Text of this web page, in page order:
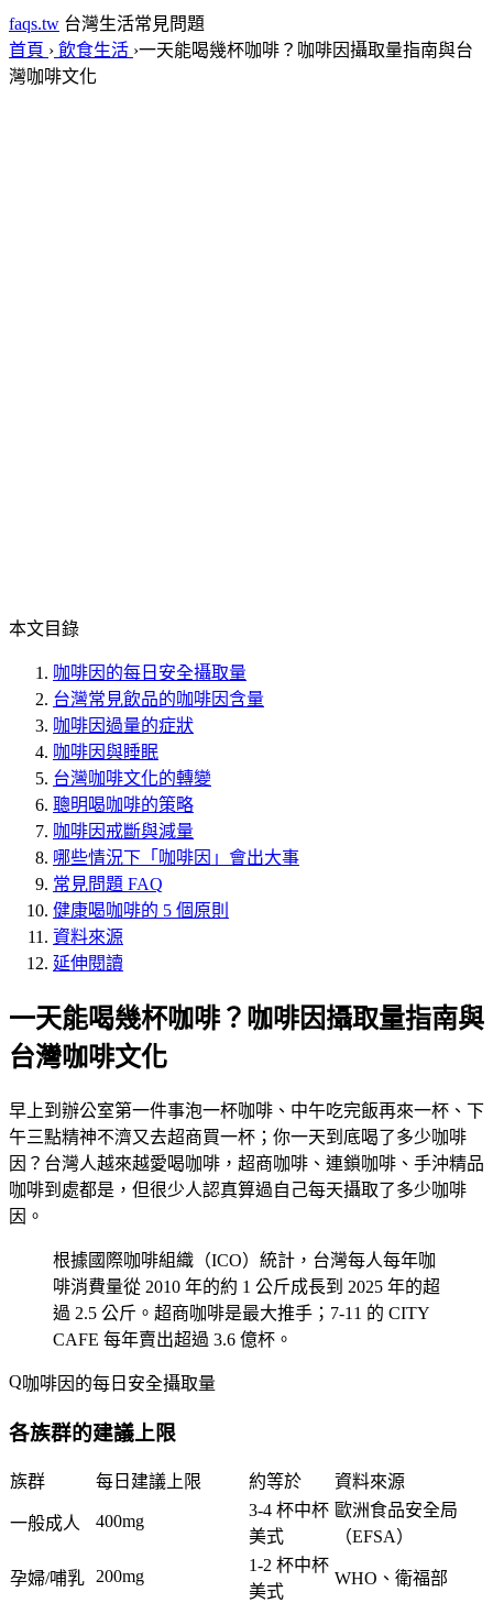
faqs.tw 台灣生活常見問題
首頁 › 飲食生活 ›一天能喝幾杯咖啡？咖啡因攝取量指南與台
灣咖啡文化
本文目錄
咖啡因的每日安全攝取量
台灣常見飲品的咖啡因含量
咖啡因過量的症狀
咖啡因與睡眠
台灣咖啡文化的轉變
聰明喝咖啡的策略
咖啡因戒斷與減量
哪些情況下「咖啡因」會出大事
常見問題 FAQ
健康喝咖啡的 5 個原則
資料來源
延伸閱讀
一天能喝幾杯咖啡？咖啡因攝取量指南與
台灣咖啡文化
早上到辦公室第一件事泡一杯咖啡、中午吃完飯再來一杯、下
午三點精神不濟又去超商買一杯；你一天到底喝了多少咖啡
因？台灣人越來越愛喝咖啡，超商咖啡、連鎖咖啡、手沖精品
咖啡到處都是，但很少人認真算過自己每天攝取了多少咖啡
因。
根據國際咖啡組織（ICO）統計，台灣每人每年咖
啡消費量從 2010 年的約 1 公斤成長到 2025 年的超
過 2.5 公斤。超商咖啡是最大推手；7-11 的 CITY
CAFE 每年賣出超過 3.6 億杯。
咖啡因的每日安全攝取量
各族群的建議上限
族群 每日建議上限 約等於 資料來源
一般成人 400mg
3-4 杯中杯
美式
歐洲食品安全局
（EFSA）
孕婦/哺乳 200mg
1-2 杯中杯
美式
WHO、衛福部